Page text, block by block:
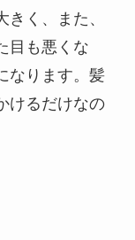
く、また、
目も悪くな
なります。髪
けるだけなの